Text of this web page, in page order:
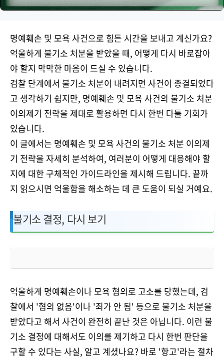
명예훼손 및 모욕 사건으로 힘든 시간을 보내고 계신가요?
억울하게 불기소 처분을 받았을 때, 어떻게 다시 바로잡아
야 할지 막막한 마음이 드실 수 있습니다.
검찰 단계에서 불기소 처분이 내려지면 사건이 종결되었다
고 생각하기 쉽지만, 명예훼손 및 모욕 사건의 불기소 처분
이의제기 전략을 제대로 활용하면 다시 한번 다툴 기회가
있습니다.
이 글에서는 명예훼손 및 모욕 사건의 불기소 처분 이의제
기 전략을 자세히 분석하여, 여러분이 어떻게 대응해야 할
지에 대한 구체적인 가이드라인을 제시해 드립니다. 끝까
지 읽으시면 억울함을 해소하는 데 큰 도움이 되실 거예요.
불기소 결정, 다시 보기
억울하게 명예훼손이나 모욕 혐의로 고소를 당했는데, 검
찰에서 '혐의 없음'이나 '죄가 안 됨' 등으로 불기소 처분을
받았다고 해서 사건이 완전히 끝난 것은 아닙니다. 이런 불
기소 결정에 대해서도 이의를 제기하고 다시 한번 판단을
구할 수 있다는 사실, 알고 계셨나요? 바로 '항고'라는 절차